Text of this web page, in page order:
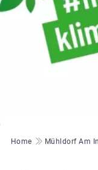
Pfadnavigation
Home Mühldorf Am